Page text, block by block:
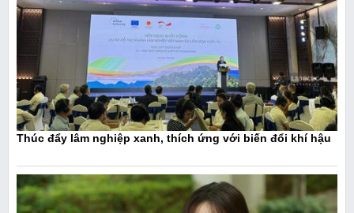
Thúc đẩy lâm nghiệp xanh, thích ứng với biến đổi khí hậu